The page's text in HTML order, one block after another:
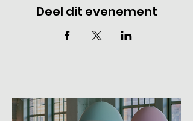
Deel dit evenement